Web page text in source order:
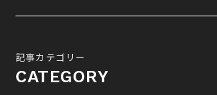
記事カテゴリー
CATEGORY